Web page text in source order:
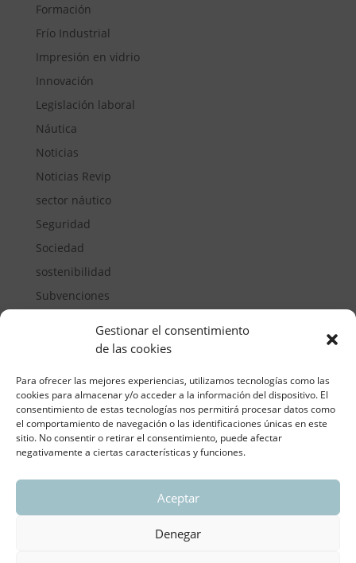
Gestionar el consentimiento
de las cookies
Para ofrecer las mejores experiencias, utilizamos tecnologías como las
cookies para almacenar y/o acceder a la información del dispositivo. El
consentimiento de estas tecnologías nos permitirá procesar datos como
el comportamiento de navegación o las identificaciones únicas en este
sitio. No consentir o retirar el consentimiento, puede afectar
negativamente a ciertas características y funciones.
Aceptar
Denegar
Formación
Frío Industrial
Impresión en vidrio
Innovación
Legislación laboral
Náutica
Noticias
Noticias Revip
sector náutico
Seguridad
Sociedad
sostenibilidad
Subvenciones
ASOCIACIÓN REGIONAL VALENCIANA DE
Aviso legal y política de privacidad